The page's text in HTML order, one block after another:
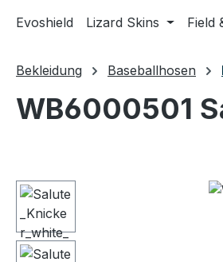
Evoshield
Lizard Skins Field
Bekleidung Baseballhosen
WB6000501
Bildergalerie überspringen